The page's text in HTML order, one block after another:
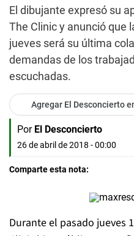
El dibujante expresó su
The Clinic y anunció que
jueves será su última
demandas de los
escuchadas.
Agregar El Desconcierto
Por El Desconcierto
26 de abril de 2018 - 00:00
Comparte esta nota:
Durante el pasado jueves